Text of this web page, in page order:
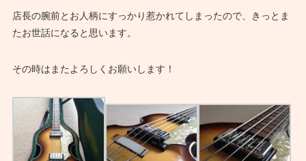
店長の腕前とお人柄にすっかり惹かれてしまったので、きっとま
たお世話になると思います。
その時はまたよろしくお願いします！